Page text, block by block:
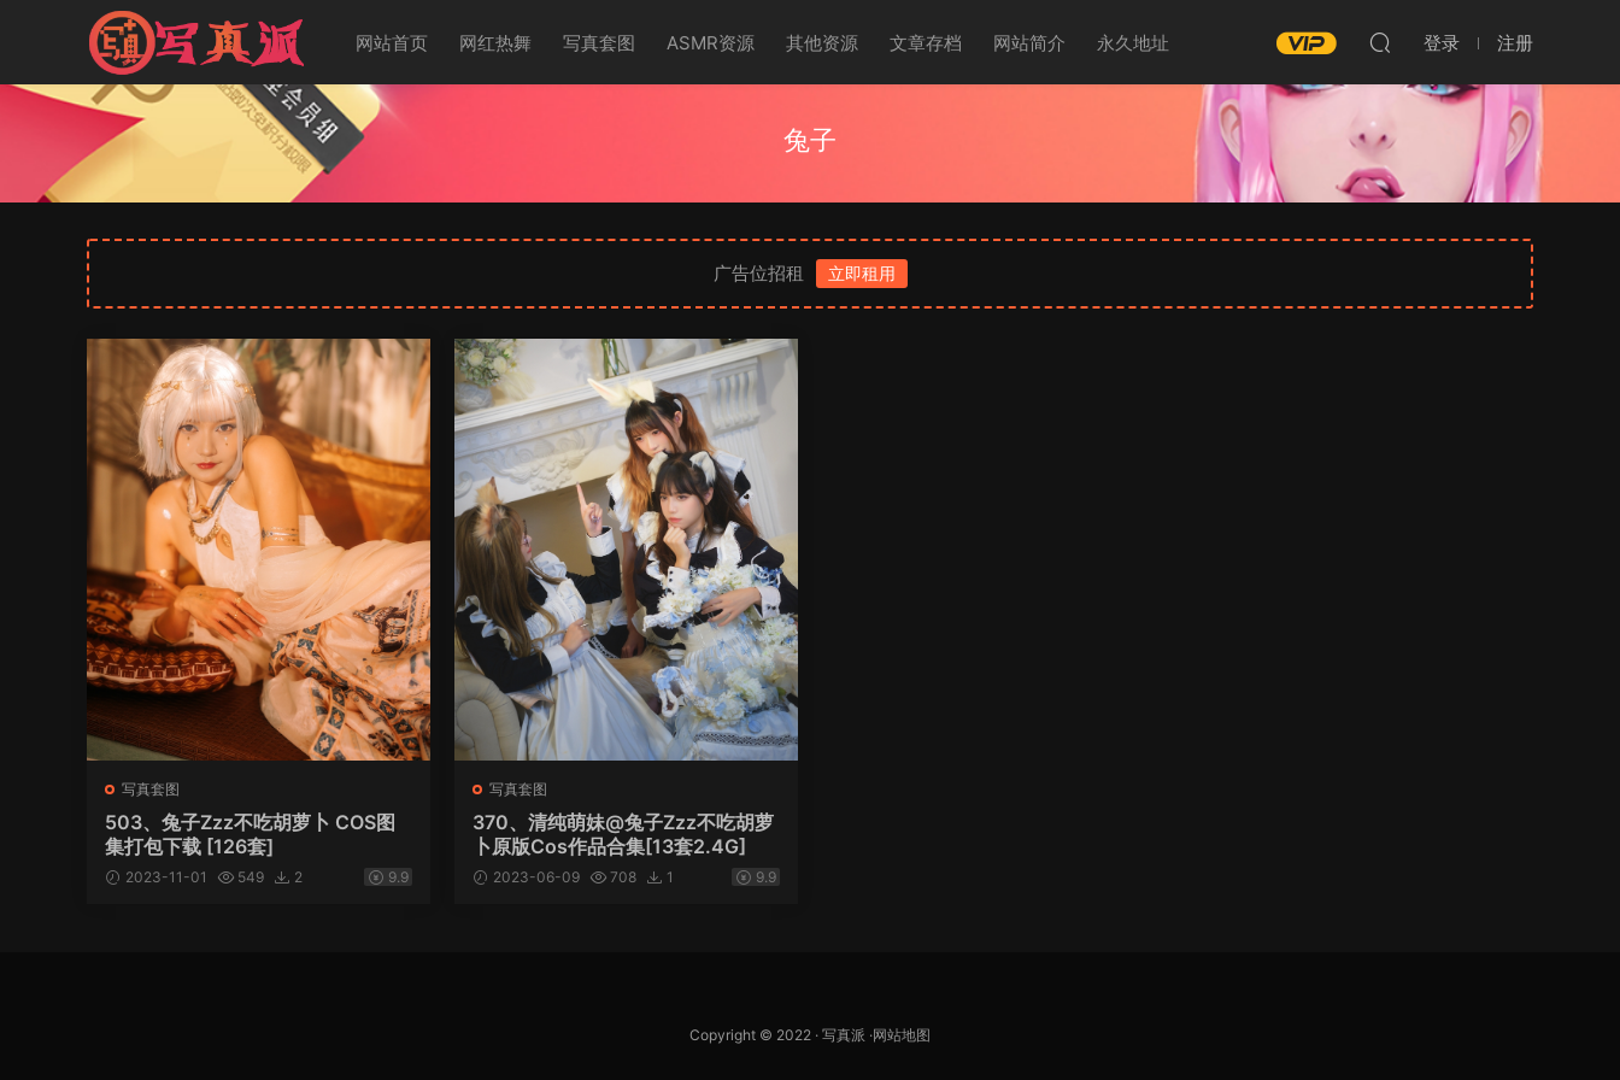
网站首页 网红热舞 写真套图 ASMR资源 其他资源 文章存档 网站简介 永久地址 登录 注册
兔子
广告位招租 立即租用
写真套图
503、兔子Zzz不吃胡萝卜 COS图
集打包下载 [126套]
2023-11-01 549 2 9.9
写真套图
370、清纯萌妹@兔子Zzz不吃胡萝
卜原版Cos作品合集[13套2.4G]
2023-06-09 708 1 9.9
Copyright © 2022 · 写真派 ·网站地图